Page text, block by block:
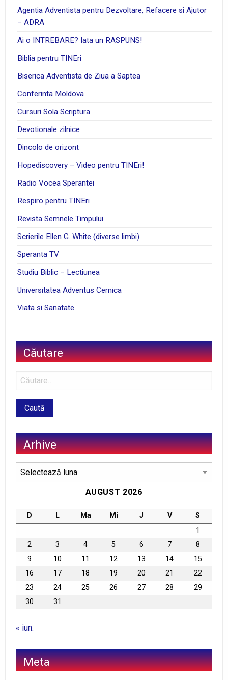
Agentia Adventista pentru Dezvoltare, Refacere si Ajutor
– ADRA
Ai o INTREBARE? Iata un RASPUNS!
Biblia pentru TINEri
Biserica Adventista de Ziua a Saptea
Conferinta Moldova
Cursuri Sola Scriptura
Devotionale zilnice
Dincolo de orizont
Hopediscovery – Video pentru TINEri!
Radio Vocea Sperantei
Respiro pentru TINEri
Revista Semnele Timpului
Scrierile Ellen G. White (diverse limbi)
Speranta TV
Studiu Biblic – Lectiunea
Universitatea Adventus Cernica
Viata si Sanatate
Căutare
Arhive
Arhive
AUGUST 2026
D L Ma Mi J V
S
1
2
3 4 5 6 7
8
9
10 11 12 13 14
15
16
17 18 19 20 21
22
23
24 25 26 27 28
29
30
31
« iun.
Meta